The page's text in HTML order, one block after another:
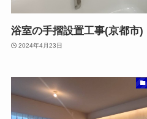
浴室の手摺設置工事(京都市)
2024年4月23日